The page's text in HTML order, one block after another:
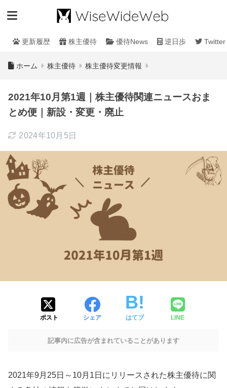
更新履歴 株主優待 優待News 逆日歩 Twitter
ホーム 株主優待 株主優待変更情報
2021年10月第1週｜株主優待関連ニュースおま
とめ便｜新設・変更・廃止
2024年10月5日
ポスト シェア はてブ LINE
記事内に広告が含まれていることがあります
2021年9月25日～10月1日にリリースされた株主優待に関